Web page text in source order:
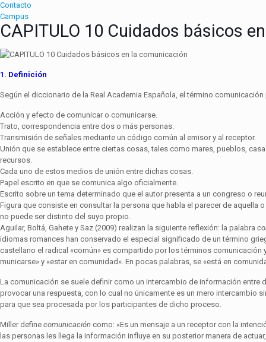
Contacto
Campus
CAPITULO 10 Cuidados básicos
1. Definición
Según el diccionario de la Real Academia Española, el término comunicación
Acción y efecto de comunicar o comunicarse.
Trato, correspondencia entre dos o más personas.
Transmisión de señales mediante un código común al emisor y al receptor.
Unión que se establece entre ciertas cosas, tales como mares, pueblos,
recursos.
Cada uno de estos medios de unión entre dichas cosas.
Papel escrito en que se comunica algo oficialmente.
Escrito sobre un tema determinado que el autor presenta a un congreso o
Figura que consiste en consultar la persona que habla el parecer de
no puede ser distinto del suyo propio.
Aguilar, Boltá, Gahete y Saz (2009) realizan la siguiente reflexión: la palabra
idiomas romances han conservado el especial significado de un término
castellano el radical «común» es compartido por los términos
municarse» y «estar en comunidad». En pocas palabras, se «está en
La comunicación se suele definir como un intercambio de información
pro­vocar una respuesta, con lo cual no únicamente es un mero intercambio
para que sea procesada por los participantes de dicho proceso.
Miller define comunicación como: «Es un mensaje a un receptor con la
las personas les llega la información influye en su posterior manera de